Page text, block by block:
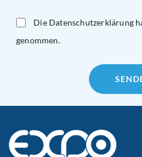
Die Datenschutzerklärung
genommen.
empty.